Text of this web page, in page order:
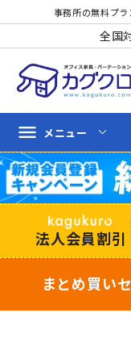
事務所の無料プラ
全国
menu メニュー
法人会員割引
まとめ買い